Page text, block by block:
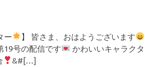
ー
】 皆さま、おはようございます
19号の配信です
かわいいキャラクタ
&#[…]